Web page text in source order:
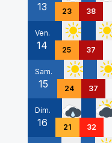
13 23 38
Ven.
14 25 37
Sam.
15 24 37
Dim.
16 21 32